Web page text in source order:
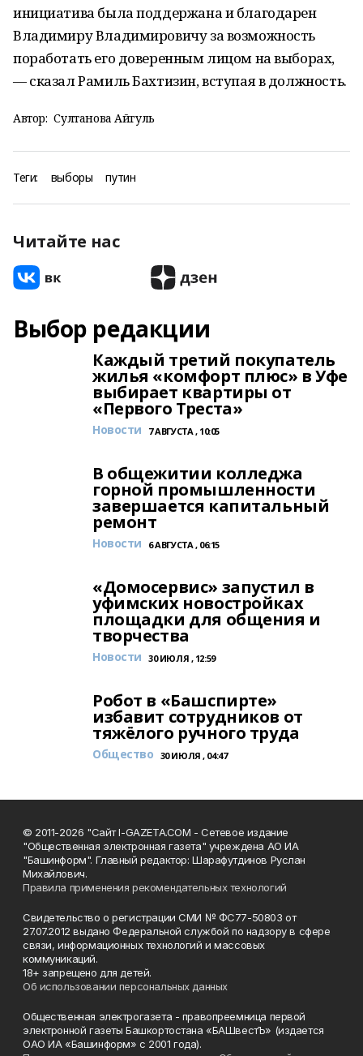
инициатива была поддержана и благодарен
Владимиру Владимировичу за возможность
поработать его доверенным лицом на выборах,
— сказал Рамиль Бахтизин, вступая в должность.
Автор: Султанова Айгуль
Теги: выборы путин
Читайте нас
Выбор редакции
Каждый третий покупатель
жилья «комфорт плюс» в Уфе
выбирает квартиры от
«Первого Треста»
Новости 7 АВГУСТА , 10:05
В общежитии колледжа
горной промышленности
завершается капитальный
ремонт
Новости 6 АВГУСТА , 06:15
«Домосервис» запустил в
уфимских новостройках
площадки для общения и
творчества
Новости 30 ИЮЛЯ , 12:59
Робот в «Башспирте»
избавит сотрудников от
тяжёлого ручного труда
Общество 30 ИЮЛЯ , 04:47
© 2011-2026 "Сайт I-GAZETA.COM - Сетевое издание
"Общественная электронная газета" учреждена АО ИА
"Башинформ". Главный редактор: Шарафутдинов Руслан
Михайлович.
Правила применения рекомендательных технологий
Свидетельство о регистрации СМИ № ФС77-50803 от
27.07.2012 выдано Федеральной службой по надзору в сфере
связи, информационных технологий и массовых
коммуникаций.
18+ запрещено для детей.
Об использовании персональных данных
Общественная электрогазета - правопреемница первой
электронной газеты Башкортостана «БАШвестЪ» (издается
ОАО ИА «Башинформ» с 2001 года).